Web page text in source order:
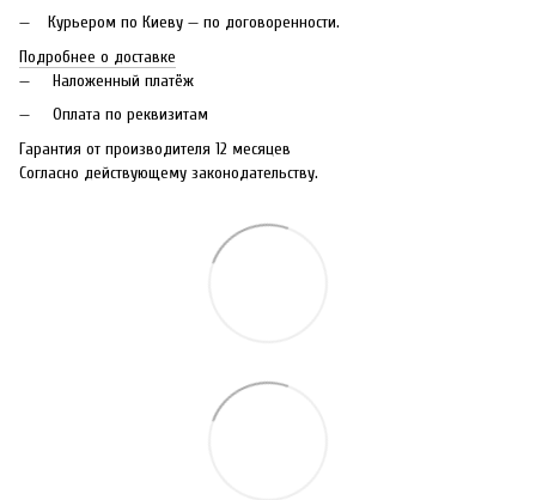
Курьером по Киеву — по договоренности.
Подробнее о доставке
Наложенный платёж
Оплата по реквизитам
Гарантия от производителя 12 месяцев
Согласно действующему законодательству.